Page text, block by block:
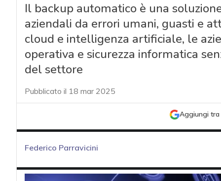
Il backup automatico è una
aziendali da errori umani, guasti e
cloud e intelligenza artificiale, le
operativa e sicurezza informatica
del settore
Pubblicato il 18 mar 2025
Aggiungi tra
Federico Parravicini